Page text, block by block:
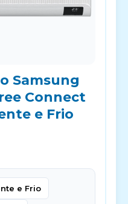
Samsung
Connect
e Frio
e Frio